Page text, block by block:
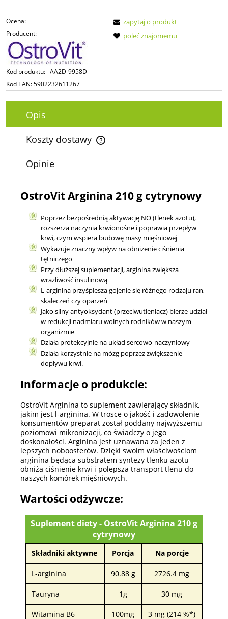
Ocena:
Producent:
Kod produktu: AA2D-9958D
Kod EAN:5902232611267
zapytaj o produkt
poleć znajomemu
Opis
Koszty dostawy
Cena nie zawiera ewentualnych kosztów płatności
Opinie
OstroVit Arginina 210 g cytrynowy
Poprzez bezpośrednią aktywację NO (tlenek azotu),
rozszerza naczynia krwionośne i poprawia przepływ
krwi, czym wspiera budowę masy mięśniowej
Wykazuje znaczny wpływ na obniżenie ciśnienia
tętniczego
Przy dłuższej suplementacji, arginina zwiększa
wrażliwość insulinową
L-arginina przyśpiesza gojenie się różnego rodzaju ran,
skaleczeń czy oparzeń
Jako silny antyoksydant (przeciwutleniacz) bierze udział
w redukcji nadmiaru wolnych rodników w naszym
organizmie
Działa protekcyjnie na układ sercowo-naczyniowy
Działa korzystnie na mózg poprzez zwiększenie
dopływu krwi.
Informacje o produkcie:
OstroVit Arginina to suplement zawierający składnik,
jakim jest l-arginina. W trosce o jakość i zadowolenie
konsumentów preparat został poddany najwyższemu
poziomowi mikronizacji, co świadczy o jego
doskonałości. Arginina jest uznawana za jeden z
lepszych noboosterów. Dzięki swoim właściwościom
arginina będąca substratem syntezy tlenku azotu
obniża ciśnienie krwi i polepsza transport tlenu do
naszych komórek mięśniowych.
Wartości odżywcze:
Suplement diety - OstroVit Arginina 210 g
cytrynowy
Składniki aktywne Porcja Na porcje
L-arginina 90.88 g 2726.4 mg
Tauryna 1g 30 mg
Witamina B6 100mg 3 mg (214 %*)